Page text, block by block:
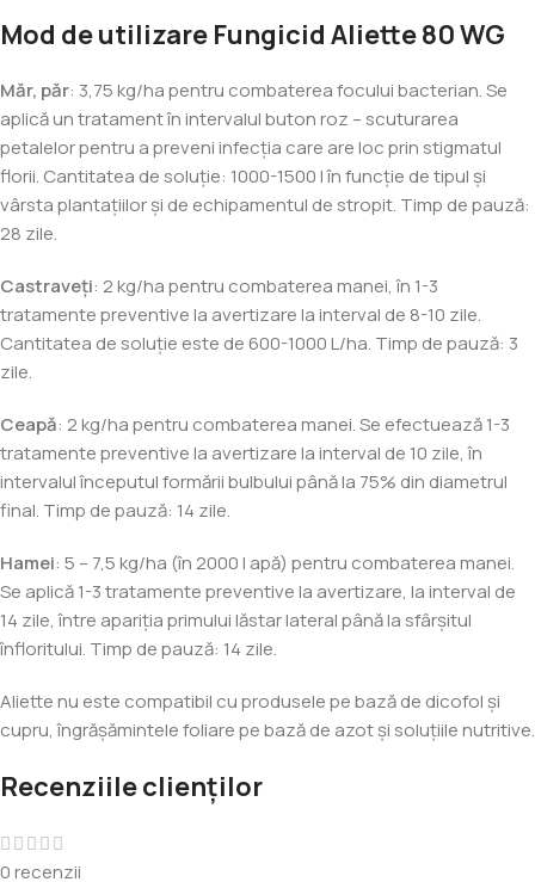
Mod de utilizare Fungicid Aliette 80 WG
Măr, păr: 3,75 kg/ha pentru combaterea focului bacterian. Se
aplică un tratament în intervalul buton roz – scuturarea
petalelor pentru a preveni infecţia care are loc prin stigmatul
florii. Cantitatea de soluţie: 1000-1500 l în funcţie de tipul şi
vârsta plantaţiilor şi de echipamentul de stropit. Timp de pauză:
28 zile.
Castraveţi: 2 kg/ha pentru combaterea manei, în 1-3
tratamente preventive la avertizare la interval de 8-10 zile.
Cantitatea de soluție este de 600-1000 L/ha. Timp de pauză: 3
zile.
Ceapă: 2 kg/ha pentru combaterea manei. Se efectuează 1-3
tratamente preventive la avertizare la interval de 10 zile, în
intervalul începutul formării bulbului până la 75% din diametrul
final. Timp de pauză: 14 zile.
Hamei: 5 – 7,5 kg/ha (în 2000 l apă) pentru combaterea manei.
Se aplică 1-3 tratamente preventive la avertizare, la interval de
14 zile, între apariţia primului lăstar lateral până la sfârşitul
înfloritului. Timp de pauză: 14 zile.
Aliette nu este compatibil cu produsele pe bază de dicofol şi
cupru, îngrăşămintele foliare pe bază de azot şi soluţiile nutritive.
Recenziile clienților
0 recenzii